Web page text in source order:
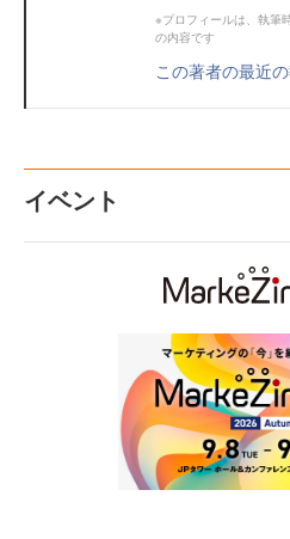
※プロフィールは、執筆
の内容です
この著者の最近
イベント